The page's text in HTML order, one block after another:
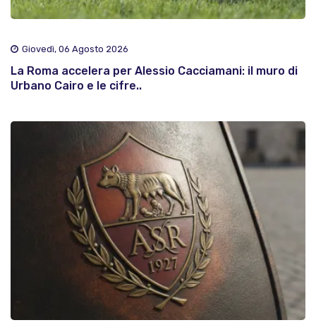
Giovedì, 06 Agosto 2026
La Roma accelera per Alessio Cacciamani: il muro di
Urbano Cairo e le cifre..